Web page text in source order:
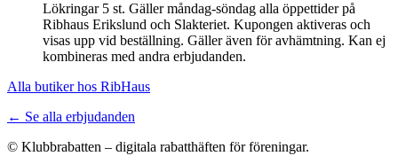
Lökringar 5 st. Gäller måndag-söndag alla öppettider på
Ribhaus Erikslund och Slakteriet. Kupongen aktiveras och
visas upp vid beställning. Gäller även för avhämtning. Kan ej
kombineras med andra erbjudanden.
Alla butiker hos RibHaus
← Se alla erbjudanden
© Klubbrabatten – digitala rabatthäften för föreningar.